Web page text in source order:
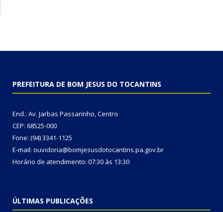
PREFEITURA DE BOM JESUS DO TOCANTINS
End.: Av. Jarbas Passarinho, Centro
CEP: 68525-000
Fone: (94) 3341-1125
E-mail: ouvidoria@bomjesusdotocantins.pa.gov.br
Horário de atendimento: 07:30 às 13:30
ÚLTIMAS PUBLICAÇÕES